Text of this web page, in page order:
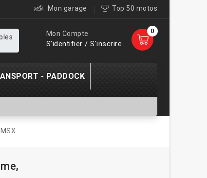
Mon garage Top 50 motos
0
Mon Compte
S'identifier / S'inscrire
- PADDOCK